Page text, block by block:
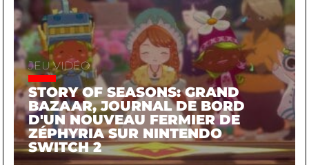
JEU VIDÉO
STORY OF SEASONS: GRAND
BAZAAR, JOURNAL DE BORD
D'UN NOUVEAU FERMIER DE
ZÉPHYRIA SUR NINTENDO
SWITCH 2